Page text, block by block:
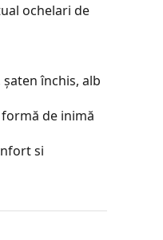
ochelari de
închis, alb
de inimă
si